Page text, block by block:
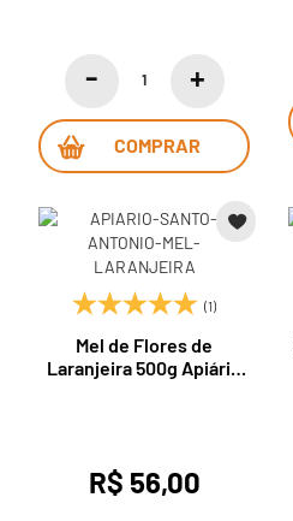
COMPRAR
(1)
Mel de Flores de
Laranjeira 500g Apiário
R$ 56,00